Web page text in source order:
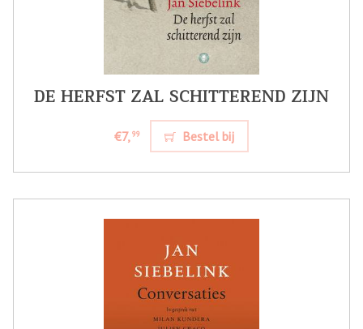
DE HERFST ZAL SCHITTEREND ZIJN
€7,99 Bestel bij